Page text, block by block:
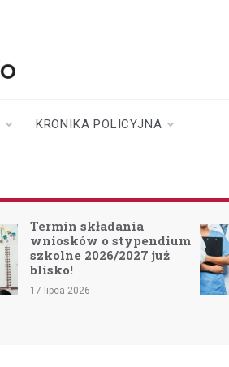
KRONIKA POLICYJNA
Termin składania
wniosków o stypendium
szkolne 2026/2027 już
blisko!
17 lipca 2026